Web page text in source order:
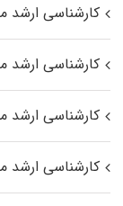
کارشناسی ارشد
کارشناسی ارشد
کارشناسی ارشد
کارشناسی ارشد